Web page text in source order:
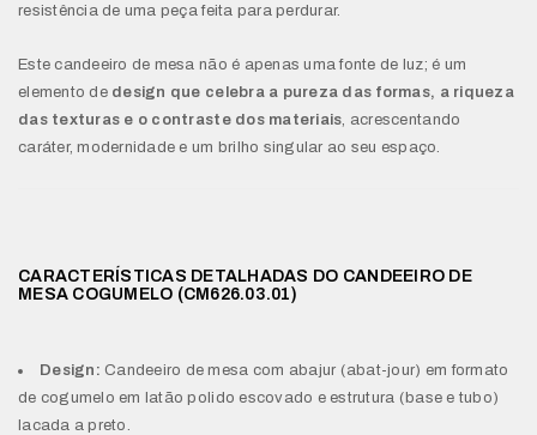
resistência de uma peça feita para perdurar.
Este candeeiro de mesa não é apenas uma fonte de luz; é um
elemento de design que celebra a pureza das formas, a riqueza
das texturas e o contraste dos materiais , acrescentando
caráter, modernidade e um brilho singular ao seu espaço.
CARACTERÍSTICAS DETALHADAS DO CANDEEIRO DE
MESA COGUMELO (CM626.03.01)
Design: Candeeiro de mesa com abajur (abat-jour) em formato
de cogumelo em latão polido escovado e estrutura (base e tubo)
lacada a preto.